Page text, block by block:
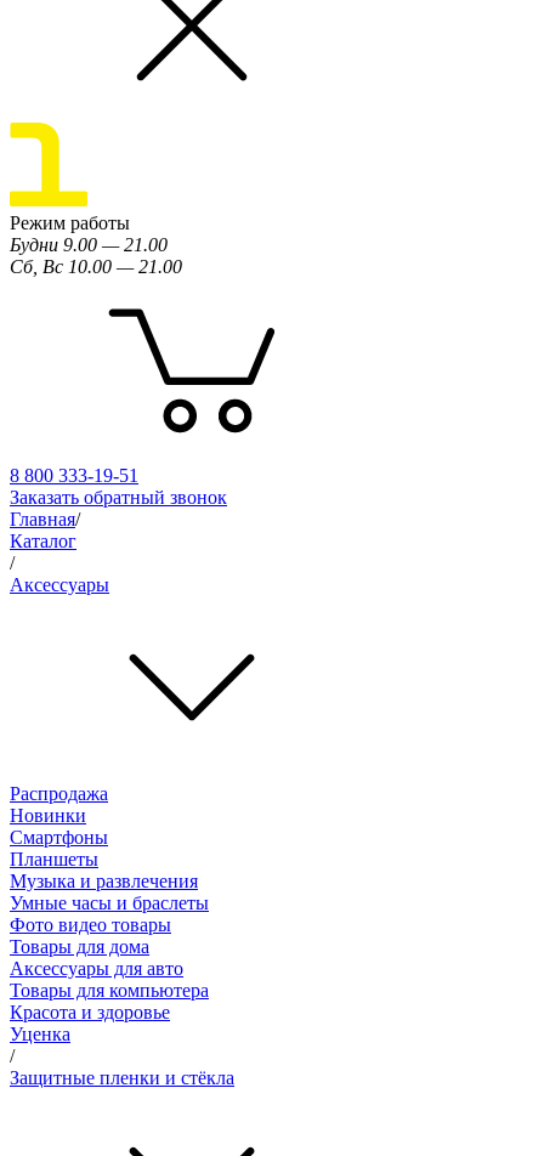
Режим работы
Будни 9.00 — 21.00
Сб, Вс 10.00 — 21.00
8 800 333-19-51
Заказать обратный звонок
Главная/
Каталог
/
Аксессуары
Распродажа
Новинки
Смартфоны
Планшеты
Музыка и развлечения
Умные часы и браслеты
Фото видео товары
Товары для дома
Аксессуары для авто
Товары для компьютера
Красота и здоровье
Уценка
/
Защитные пленки и стёкла